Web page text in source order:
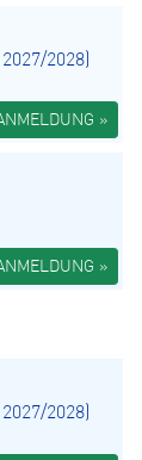
2028)
»
»
2028)